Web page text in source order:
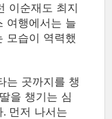
이순재도 최지
여행에서는 늘
모습이 역력했
는 곳까지를 챙
을 챙기는 심
. 먼저 나서는